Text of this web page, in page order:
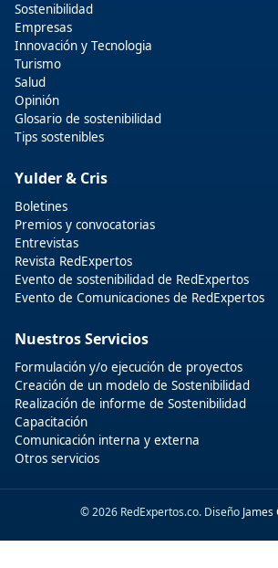
Sostenibilidad
Empresas
Innovación y Tecnologia
Turismo
Salud
Opinión
Glosario de sostenibilidad
Tips sostenibles
Yulder & Cris
Boletines
Premios y convocatorias
Entrevistas
Revista RedExpertos
Evento de sostenibilidad de RedExpertos
Evento de Comunicaciones de RedExpertos
Nuestros Servicios
Formulación y/o ejecución de proyectos
Creación de un modelo de Sostenibilidad
Realización de informe de Sostenibilidad
Capacitación
Comunicación interna y externa
Otros servicios
© 2026 RedExpertos.co. Diseño